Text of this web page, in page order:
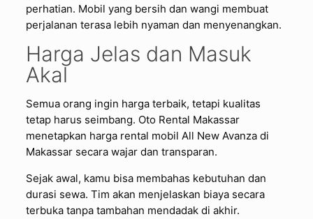
perhatian. Mobil yang bersih dan wangi membuat
perjalanan terasa lebih nyaman dan menyenangkan.
Harga Jelas dan Masuk
Akal
Semua orang ingin harga terbaik, tetapi kualitas
tetap harus seimbang. Oto Rental Makassar
menetapkan harga rental mobil All New Avanza di
Makassar secara wajar dan transparan.
Sejak awal, kamu bisa membahas kebutuhan dan
durasi sewa. Tim akan menjelaskan biaya secara
terbuka tanpa tambahan mendadak di akhir.